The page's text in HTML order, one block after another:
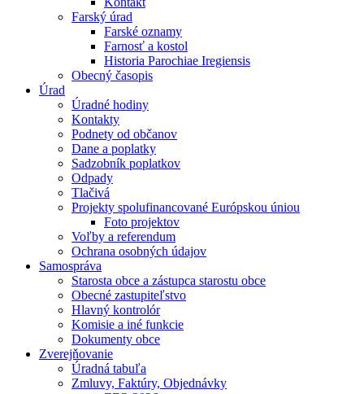
Farský úrad
Farské oznamy
Farnosť a kostol
Historia Parochiae Iregiensis
Obecný časopis
Úrad
Úradné hodiny
Kontakty
Podnety od občanov
Dane a poplatky
Sadzobník poplatkov
Odpady
Tlačivá
Projekty spolufinancované Európskou úniou
Foto projektov
Voľby a referendum
Ochrana osobných údajov
Samospráva
Starosta obce a zástupca starostu obce
Obecné zastupiteľstvo
Hlavný kontrolór
Komisie a iné funkcie
Dokumenty obce
Zverejňovanie
Úradná tabuľa
Zmluvy, Faktúry, Objednávky